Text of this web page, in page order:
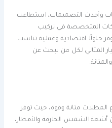
وأحدث التصميمات، استطاعت
المتخصصة في تركيب
حلولًا اقتصادية وعملية تناسب
المثالي لكل من يبحث عن
المظلات متانة وقوة، حيث توفر
أشعة الشمس الحارقة والأمطار،